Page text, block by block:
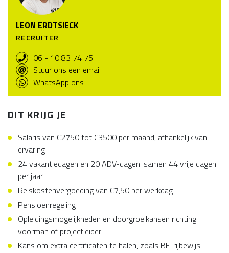
LEON ERDTSIECK
RECRUITER
06 - 10 83 74 75
Stuur ons een email
WhatsApp ons
DIT KRIJG JE
Salaris van €2750 tot €3500 per maand, afhankelijk van
ervaring
24 vakantiedagen en 20 ADV-dagen: samen 44 vrije dagen
per jaar
Reiskostenvergoeding van €7,50 per werkdag
Pensioenregeling
Opleidingsmogelijkheden en doorgroeikansen richting
voorman of projectleider
Kans om extra certificaten te halen, zoals BE-rijbewijs